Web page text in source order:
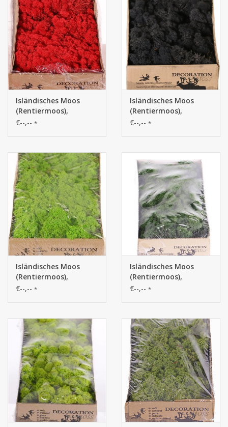
Isländisches Moos
(Rentiermoos),
Schachtel mit 500 gr
€--,-- *
Isländisches Moos
(Rentiermoos),
Schachtel mit 500 gr
€--,-- *
Isländisches Moos
(Rentiermoos),
Schachtel mit 500 gr
€--,-- *
Isländisches Moos
(Rentiermoos),
Schachtel mit 500 gr
€--,-- *